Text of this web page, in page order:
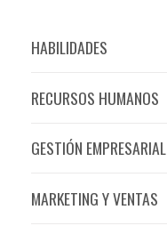
HABILIDADES
RECURSOS HUMANOS
GESTIÓN EMPRESARIAL
MARKETING Y VENTAS